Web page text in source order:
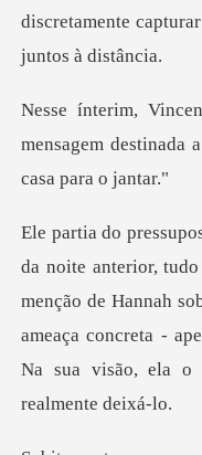
discretamente
mensagem destinada
menção de Hannah
ameaça concreta -